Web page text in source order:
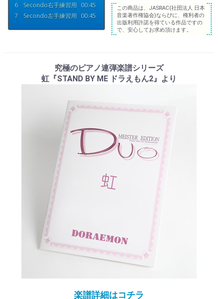
6
00:45
Secondo右手練習用
7
00:45
Secondo左手練習用
この商品は、JASRAC(社団法人 日本
音楽著作権協会)ならびに、権利者の
出版利用許諾を得ている作品ですの
で、安心してお求め頂けます。
究極のピアノ連弾楽譜シリーズ
虹『STAND BY ME ドラえもん2』より
楽譜詳細はコチラ